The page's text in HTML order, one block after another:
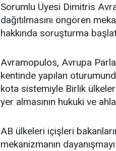
Sorumlu Üyesi Dimitris
dağıtılmasını öngören
hakkında soruşturma
Avramopulos, Avrupa
kentinde yapılan
kota sistemiyle Birlik
yer almasının hukuki ve
AB ülkeleri içişleri
mekanizmanın